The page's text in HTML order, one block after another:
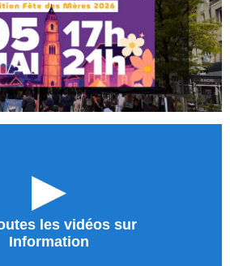
►
les vidéos sur
Information